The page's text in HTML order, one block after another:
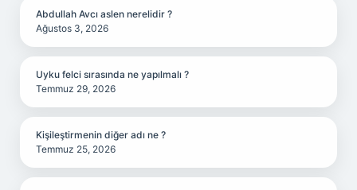
Abdullah Avcı aslen nerelidir ?
Ağustos 3, 2026
Uyku felci sırasında ne yapılmalı ?
Temmuz 29, 2026
Kişileştirmenin diğer adı ne ?
Temmuz 25, 2026